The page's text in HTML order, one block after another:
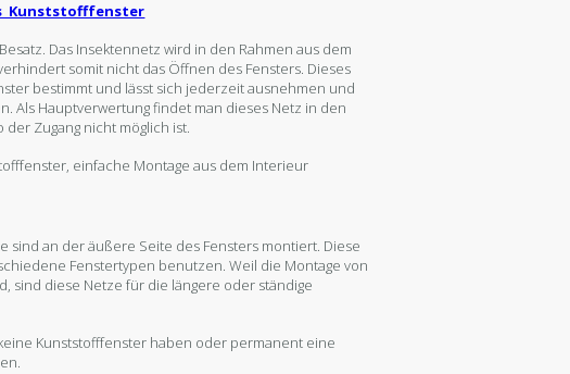
Kunststofffenster
Das Insektennetz wird in den Rahmen aus dem
somit nicht das Öffnen des Fensters. Dieses
bestimmt und lässt sich jederzeit ausnehmen und
Als Hauptverwertung findet man dieses Netz in den
Zugang nicht möglich ist.
einfache Montage aus dem Interieur
sind an der äußere Seite des Fensters montiert. Diese
Fenstertypen benutzen. Weil die Montage von
sind diese Netze für die längere oder ständige
Kunststofffenster haben oder permanent eine